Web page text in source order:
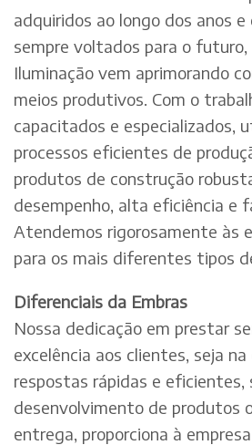
adquiridos ao longo dos anos e
sempre voltados para o futuro,
Iluminação vem aprimorando
meios produtivos. Com o
capacitados e especializados,
processos eficientes de
produtos de construção
desempenho, alta eficiência e
Atendemos rigorosamente às
para os mais diferentes tipos
Diferenciais da Embras
Nossa dedicação em prestar
excelência aos clientes, seja
respostas rápidas e eficientes,
desenvolvimento de produtos
entrega, proporciona à